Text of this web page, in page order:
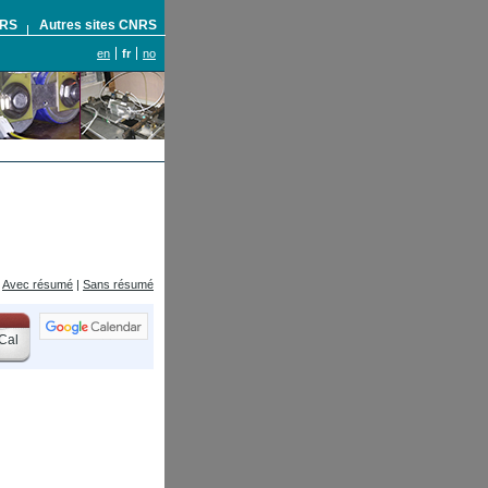
Autres sites CNRS
en fr no
Avec résumé | Sans résumé